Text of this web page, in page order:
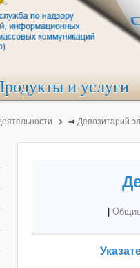
и услуги
⇒ Депозитарий